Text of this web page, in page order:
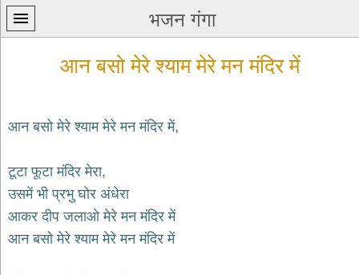
भजन गंगा
पन्ना
home
कृष्ण
भजन
krishna
आन बसो मेरे श्याम मेरे मन मंदिर में
आन बसो मेरे श्याम मेरे मन मंदिर में,
टूटा फूटा मंदिर मेरा,
उसमें भी प्रभु घोर अंधेरा
आकर दीप जलाओ मेरे मन मंदिर में
आन बसो मेरे श्याम मेरे मन मंदिर में